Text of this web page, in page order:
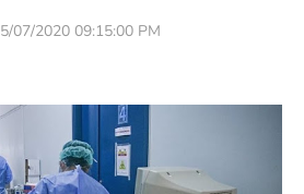
5/07/2020 09:15:00 PM